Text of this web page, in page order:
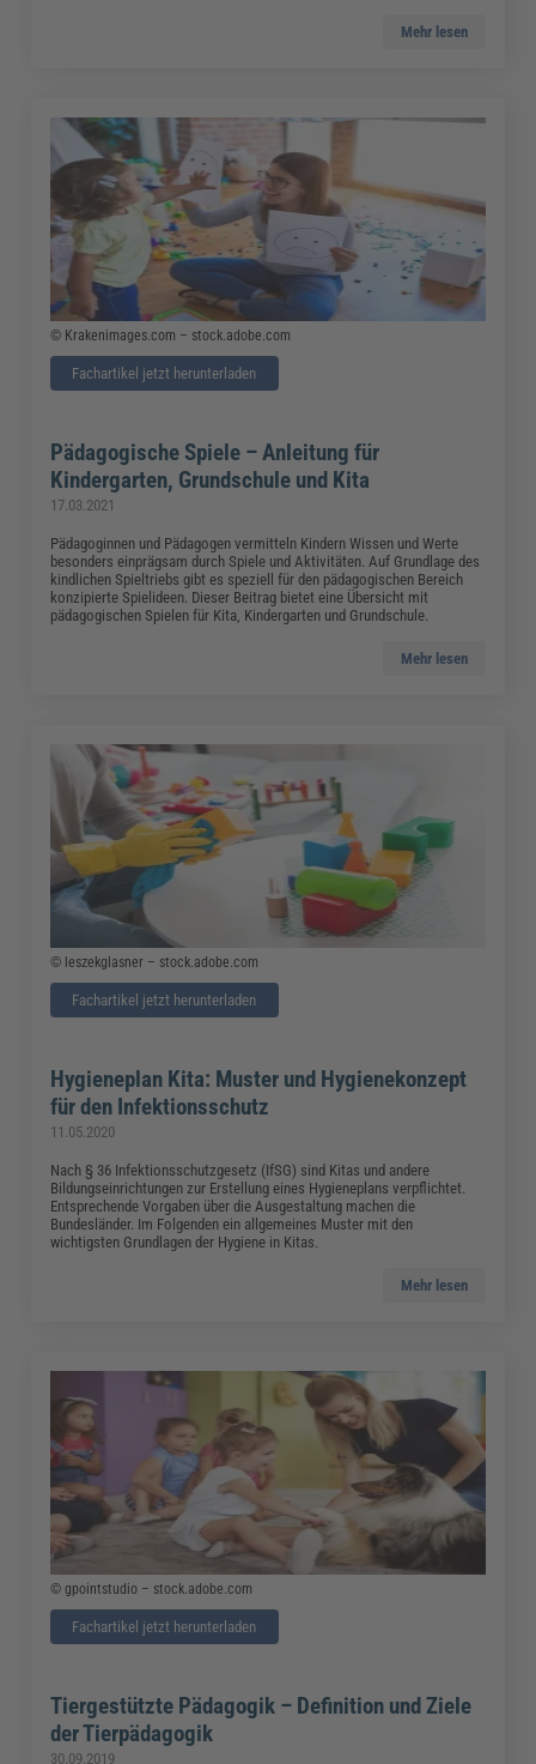
Mehr lesen
© Krakenimages.com – stock.adobe.com
Fachartikel jetzt herunterladen
Pädagogische Spiele – Anleitung für
Kindergarten, Grundschule und Kita
17.03.2021
Pädagoginnen und Pädagogen vermitteln Kindern Wissen und Werte
besonders einprägsam durch Spiele und Aktivitäten. Auf Grundlage des
kindlichen Spieltriebs gibt es speziell für den pädagogischen Bereich
konzipierte Spielideen. Dieser Beitrag bietet eine Übersicht mit
pädagogischen Spielen für Kita, Kindergarten und Grundschule.
Mehr lesen
© leszekglasner – stock.adobe.com
Fachartikel jetzt herunterladen
Hygieneplan Kita: Muster und Hygienekonzept
für den Infektionsschutz
11.05.2020
Nach § 36 Infektionsschutzgesetz (IfSG) sind Kitas und andere
Bildungseinrichtungen zur Erstellung eines Hygieneplans verpflichtet.
Entsprechende Vorgaben über die Ausgestaltung machen die
Bundesländer. Im Folgenden ein allgemeines Muster mit den
wichtigsten Grundlagen der Hygiene in Kitas.
Mehr lesen
© gpointstudio – stock.adobe.com
Fachartikel jetzt herunterladen
Tiergestützte Pädagogik – Definition und Ziele
der Tierpädagogik
30.09.2019